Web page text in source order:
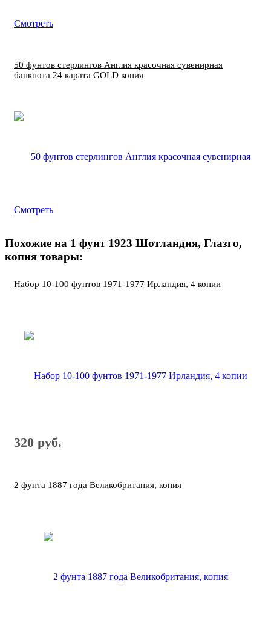
Смотреть
50 фунтов стерлингов Англия красочная сувенирная
банкнота 24 карата GOLD копия
Смотреть
Похожие на 1 фунт 1923 Шотландия, Глазго,
копия товары:
Набор 10-100 фунтов 1971-1977 Ирландия, 4 копии
320 руб.
2 фунта 1887 года Великобритания, копия